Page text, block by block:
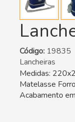
Código: 19835
Lancheiras
Medidas:
Matelasse
Acabamento